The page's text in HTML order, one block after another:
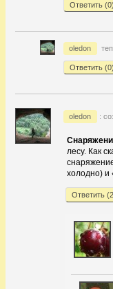
Ответить (0)
oledon
Ответить (0)
oledon :
лесу. Как
холодно) и
Ответить (2